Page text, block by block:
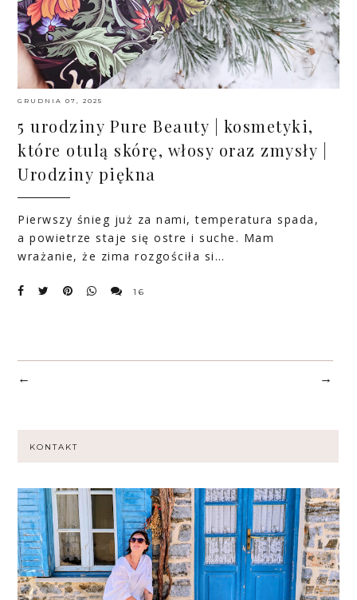
GRUDNIA 07, 2025
5 urodziny Pure Beauty | kosmetyki,
które otulą skórę, włosy oraz zmysły |
Urodziny piękna
Pierwszy śnieg już za nami, temperatura spada,
a powietrze staje się ostre i suche. Mam
wrażanie, że zima rozgościła si…
16
← →
KONTAKT